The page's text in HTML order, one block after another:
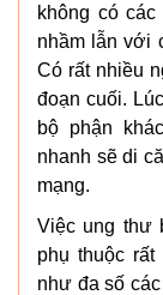
không có
nhầm lẫn với
Có rất nhiều
đoạn cuối.
bộ phận
nhanh sẽ di
mạng.
Việc ung thư
phụ thuộc
như đa số